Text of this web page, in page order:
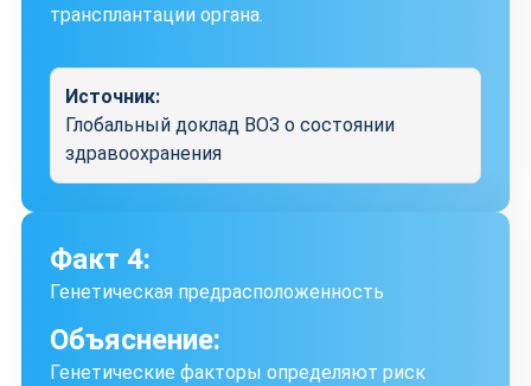
трансплантации органа.
Источник:
Глобальный доклад ВОЗ о состоянии
здравоохранения
Факт 4:
Генетическая предрасположенность
Объяснение:
Генетические факторы определяют риск